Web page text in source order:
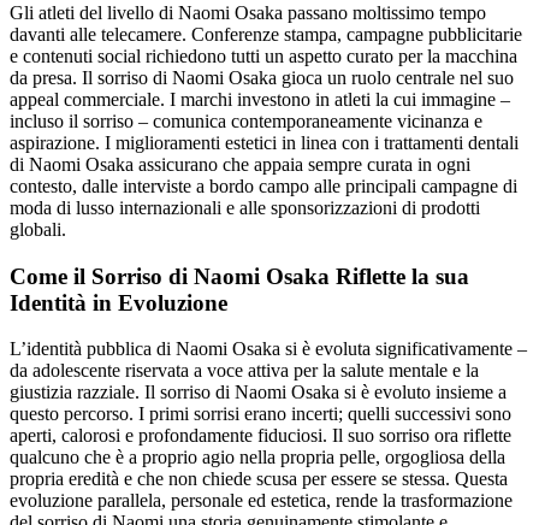
Gli atleti del livello di Naomi Osaka passano moltissimo tempo
davanti alle telecamere. Conferenze stampa, campagne pubblicitarie
e contenuti social richiedono tutti un aspetto curato per la macchina
da presa. Il sorriso di Naomi Osaka gioca un ruolo centrale nel suo
appeal commerciale. I marchi investono in atleti la cui immagine –
incluso il sorriso – comunica contemporaneamente vicinanza e
aspirazione. I miglioramenti estetici in linea con i trattamenti dentali
di Naomi Osaka assicurano che appaia sempre curata in ogni
contesto, dalle interviste a bordo campo alle principali campagne di
moda di lusso internazionali e alle sponsorizzazioni di prodotti
globali.
Come il Sorriso di Naomi Osaka Riflette la sua
Identità in Evoluzione
L’identità pubblica di Naomi Osaka si è evoluta significativamente –
da adolescente riservata a voce attiva per la salute mentale e la
giustizia razziale. Il sorriso di Naomi Osaka si è evoluto insieme a
questo percorso. I primi sorrisi erano incerti; quelli successivi sono
aperti, calorosi e profondamente fiduciosi. Il suo sorriso ora riflette
qualcuno che è a proprio agio nella propria pelle, orgogliosa della
propria eredità e che non chiede scusa per essere se stessa. Questa
evoluzione parallela, personale ed estetica, rende la trasformazione